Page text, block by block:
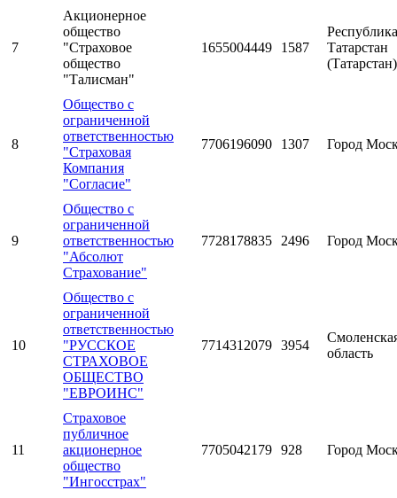
7
Акционерное
общество
"Страховое
общество
"Талисман"
1655004449 1587
Республика
Татарстан
(Татарстан)
8
Общество с
ограниченной
ответственностью
"Страховая
Компания
"Согласие"
7706196090 1307 Город
9
Общество с
ограниченной
ответственностью
"Абсолют
Страхование"
7728178835 2496 Город
10
Общество с
ограниченной
ответственностью
"РУССКОЕ
СТРАХОВОЕ
ОБЩЕСТВО
"ЕВРОИНС"
7714312079 3954
область
11
Страховое
публичное
акционерное
общество
"Ингосстрах"
7705042179 928 Город